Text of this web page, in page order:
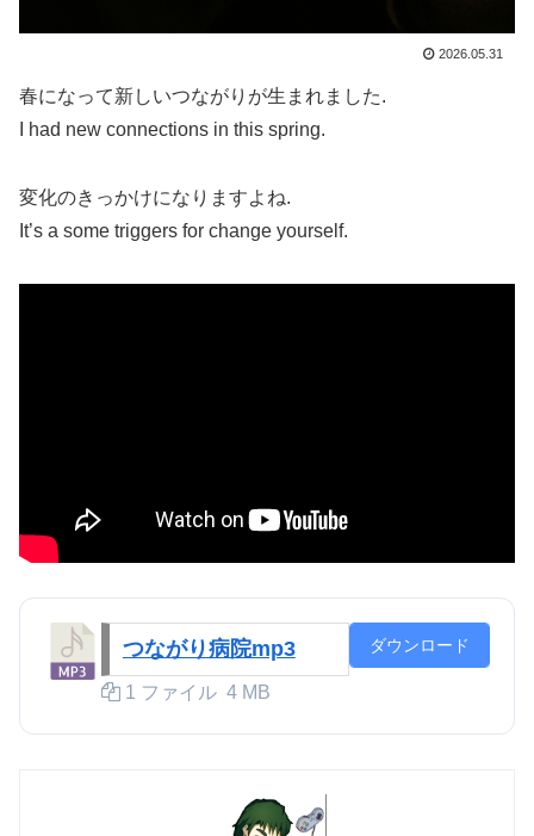
2026.05.31
春になって新しいつながりが生まれました.
I had new connections in this spring.
変化のきっかけになりますよね.
It’s a some triggers for change yourself.
つながり病院mp3
1 ファイル 4 MB
ダウンロード